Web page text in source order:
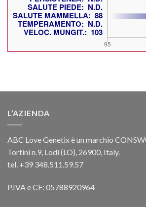
L’AZIENDA
ABC Love Genetix è un marchio
Tortini n.9, Lodi (LO), 26900, Italy.
tel. +39 348.511.59.57
P.IVA e CF: 05788920964